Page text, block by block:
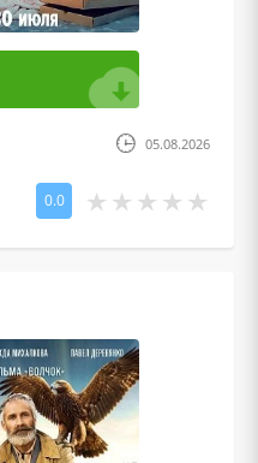
05.08.2026
0.0